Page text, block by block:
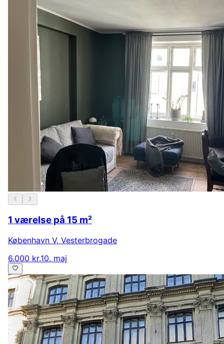
1 værelse på 15 m²
København V, Vesterbrogade
6.000 kr.10. maj